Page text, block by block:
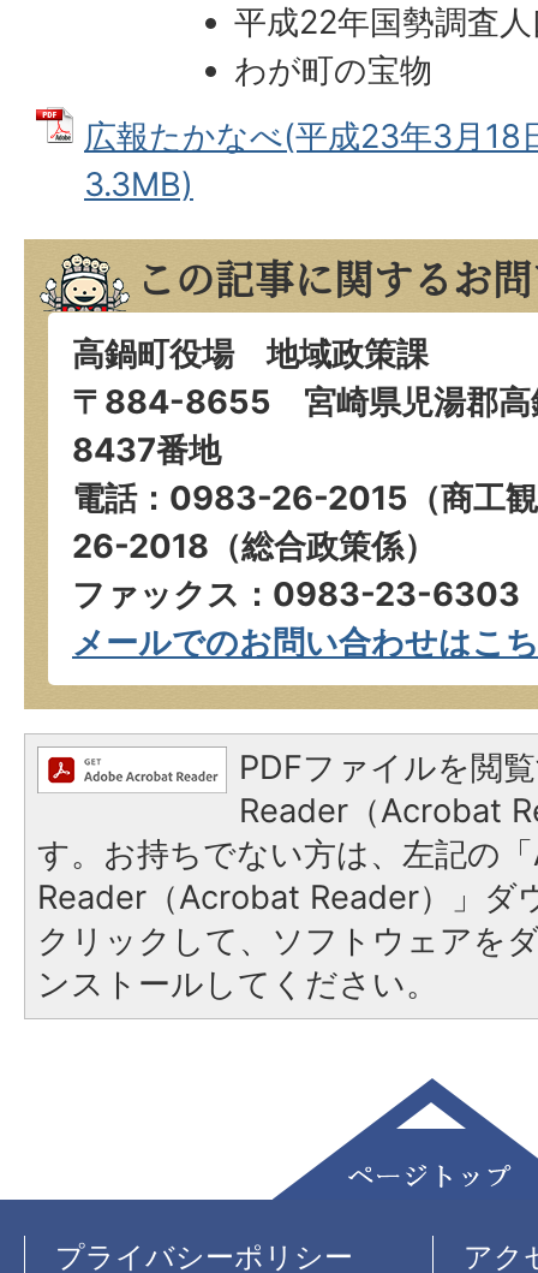
平成22年国勢調査
わが町の宝物
広報たかなべ(平成23年3月18
3.3MB)
この記事に関するお
高鍋町役場 地域政策課
〒884-8655 宮崎県児湯郡高
8437番地
電話：0983-26-2015（商工
26-2018（総合政策係）
ファックス：0983-23-6303
メールでのお問い合わせはこ
PDFファイルを閲
Reader（Acrobat
す。お持ちでない方は、左記の
Reader（Acrobat Reader）」ダ
クリックして、ソフトウェアを
ンストールしてください。
プライバシーポリシー
アク